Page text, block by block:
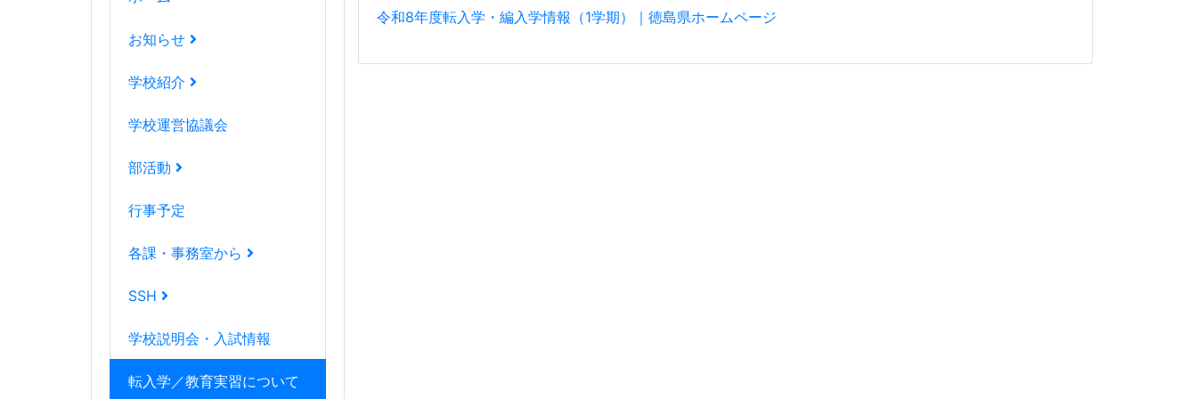
お知らせ
学校紹介
学校運営協議会
部活動
行事予定
各課・事務室から
SSH
学校説明会・入試情報
転入学／教育実習について
令和8年度転入学・編入学情報（1学期）｜徳島県ホームページ